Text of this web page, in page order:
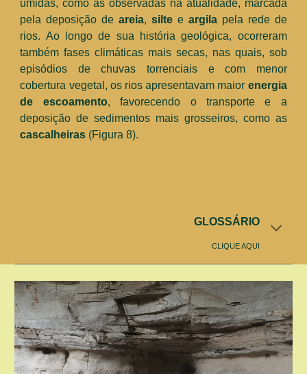
úmidas,como as observadas na atualidade, marcada
pela deposição deareia,silte e argilapela rede de
rios. Ao longo de sua história geológica, ocorreram
tambémfases climáticas mais secas, nas quais, sob
episódios dechuvas torrenciais e com menor
cobertura vegetal , os rios apresentavam maior energia
de escoamento, favorecendo o transporte e a
deposição de sedimentos mais grosseiros, como as
cascalheiras (Figura 8).
GLOSSÁRIO
CLIQUE AQUI